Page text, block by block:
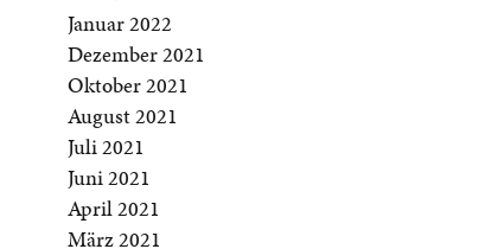
Januar 2022
Dezember 2021
Oktober 2021
August 2021
Juli 2021
Juni 2021
April 2021
März 2021